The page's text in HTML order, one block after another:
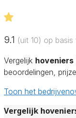
9.1 (uit 10) op basis
Vergelijk hoveniers
beoordelingen,
Toon het
Vergelijk